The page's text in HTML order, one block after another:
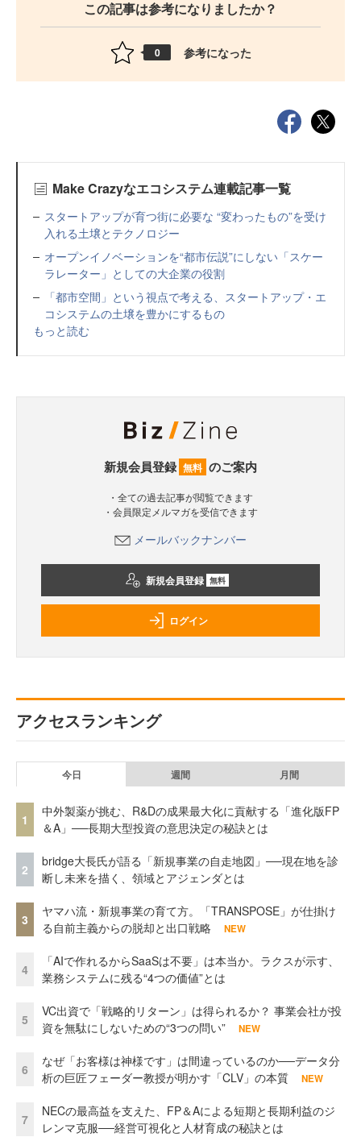
この記事は参考になりましたか？
0 参考になった
Make Crazyなエコシステム連載記事一覧
スタートアップが育つ街に必要な “変わったもの”を受け
入れる土壌とテクノロジー
オープンイノベーションを“都市伝説”にしない「スケー
ラレーター」としての大企業の役割
「都市空間」という視点で考える、スタートアップ・エ
コシステムの土壌を豊かにするもの
もっと読む
新規会員登録 無料 のご案内
・全ての過去記事が閲覧できます
・会員限定メルマガを受信できます
メールバックナンバー
新規会員登録 無料
ログイン
アクセスランキング
今日 週間 月間
1
中外製薬が挑む、R&Dの成果最大化に貢献する「進化版FP
＆A」──長期大型投資の意思決定の秘訣とは
2
bridge大長氏が語る「新規事業の自走地図」──現在地を診
断し未来を描く、領域とアジェンダとは
3
ヤマハ流・新規事業の育て方。「TRANSPOSE」が仕掛け
る自前主義からの脱却と出口戦略
NEW
4
「AIで作れるからSaaSは不要」は本当か。ラクスが示す、
業務システムに残る“4つの価値”とは
5
VC出資で「戦略的リターン」は得られるか？ 事業会社が投
資を無駄にしないための“3つの問い”
NEW
6
なぜ「お客様は神様です」は間違っているのか──データ分
析の巨匠フェーダー教授が明かす「CLV」の本質
NEW
7
NECの最高益を支えた、FP＆Aによる短期と長期利益のジ
レンマ克服──経営可視化と人材育成の秘訣とは